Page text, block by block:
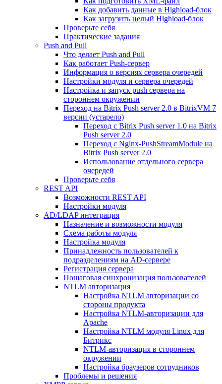
Как добавить данные в Highload-блок
Как загрузить целый Highload-блок
Проверьте себя
Практические задания
Push and Pull
Что делает Push and Pull
Как работает Push-сервер
Информация о версиях сервера очередей
Настройки модуля и сервера очередей
Настройка и запуск push сервера на
стороннем окружении
Переход на Bitrix Push server 2.0 в BitrixVM 7
версии (устарело)
Переход с Bitrix Push server 1.0 на Bitrix
Push server 2.0
Переход с Nginx-PushStreamModule на
Bitrix Push server 2.0
Использование отдельного сервера
очередей
Проверьте себя
REST API
Возможности REST API
Настройки модуля
AD/LDAP интеграция
Назначение и возможности модуля
Схема работы модуля
Настройка модуля
Принадлежность пользователей к
подразделениям на AD-сервере
Регистрация сервера
Пошаговая синхронизация пользователей
NTLM авторизация
Настройка NTLM авторизации со
стороны продукта
Настройка NTLM-авторизации для
Apache
Настройка NTLM модуля Linux для
Битрикс
NTLM-авторизация в стороннем
окружении
Настройка браузеров сотрудников
Проблемы и решения